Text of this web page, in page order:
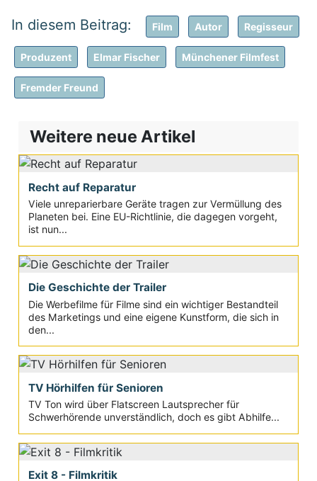
Film Autor Regisseur
Produzent Elmar Fischer Münchener Filmfest
Fremder Freund
Weitere neue Artikel
Recht auf Reparatur
Viele unreparierbare Geräte tragen zur Vermüllung des
Planeten bei. Eine EU-Richtlinie, die dagegen vorgeht,
ist nun...
Die Geschichte der Trailer
Die Werbefilme für Filme sind ein wichtiger Bestandteil
des Marketings und eine eigene Kunstform, die sich in
den...
TV Hörhilfen für Senioren
TV Ton wird über Flatscreen Lautsprecher für
Schwerhörende unverständlich, doch es gibt Abhilfe...
Exit 8 - Filmkritik